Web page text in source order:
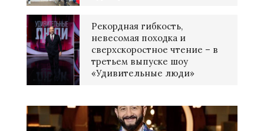
Рекордная гибкость,
невесомая походка и
сверхскоростное чтение – в
третьем выпуске шоу
«Удивительные люди»